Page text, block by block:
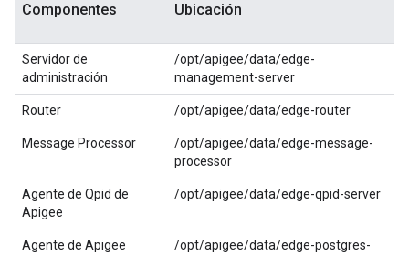
Componentes Ubicación
Servidor de
administración
/opt/apigee/data/edge-
management-server
Router /opt/apigee/data/edge-router
Message Processor
/opt/apigee/data/edge-message-
processor
Agente de Qpid de
Apigee
/opt/apigee/data/edge-qpid-server
Agente de Apigee
/opt/apigee/data/edge-postgres-